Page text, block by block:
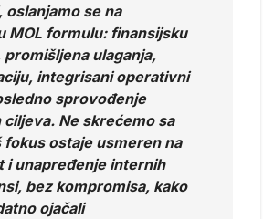
oslanjamo se na
MOL formulu: finansijsku
ulaganja,
integrisani operativni
sprovođenje
Ne skrećemo sa
fokus ostaje usmeren na
i unapređenje internih
bez kompromisa, kako
ojačali